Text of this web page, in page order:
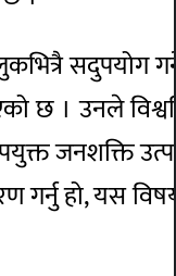
सदुपयोग गर्ने
उनले
जनशक्ति
हो, यस